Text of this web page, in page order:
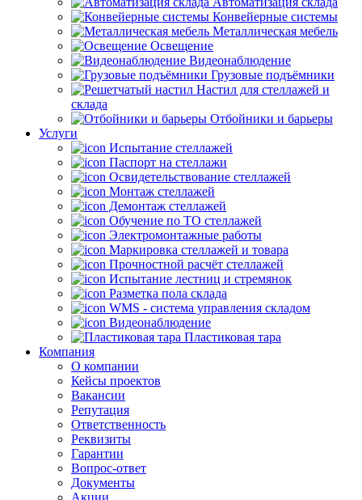
Конвейерные системы
Металлическая мебель
Освещение
Видеонаблюдение
Грузовые подъёмники
Настил для стеллажей и
склада
Отбойники и барьеры
Услуги
Испытание стеллажей
Паспорт на стеллажи
Освидетельствование стеллажей
Монтаж стеллажей
Демонтаж стеллажей
Обучение по ТО стеллажей
Электромонтажные работы
Маркировка стеллажей и товара
Прочностной расчёт стеллажей
Испытание лестниц и стремянок
Разметка пола склада
WMS - система управления складом
Видеонаблюдение
Пластиковая тара
Компания
О компании
Кейсы проектов
Вакансии
Репутация
Ответственность
Реквизиты
Гарантии
Вопрос-ответ
Документы
Акции